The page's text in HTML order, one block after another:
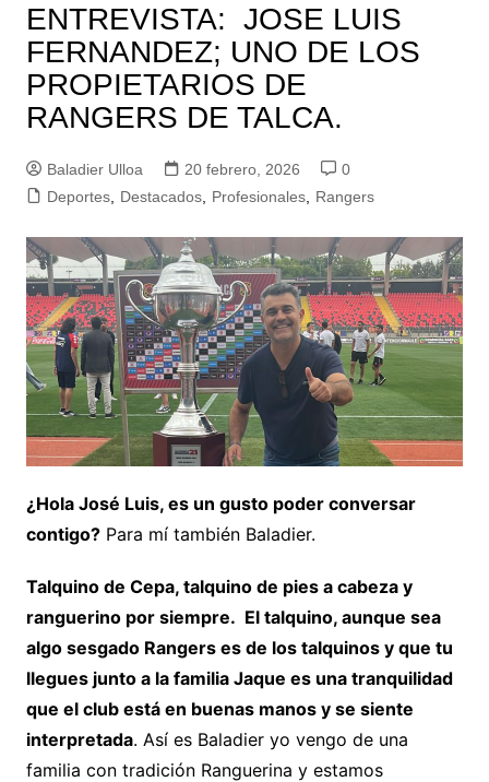
ENTREVISTA: JOSE LUIS
FERNANDEZ; UNO DE LOS
PROPIETARIOS DE
RANGERS DE TALCA.
Baladier Ulloa 20 febrero, 2026
0
Deportes, Destacados, Profesionales, Rangers
¿Hola José Luis, es un gusto poder conversar
contigo?Para mí también Baladier.
Talquino de Cepa, talquino de pies a cabeza y
ranguerino por siempre. El talquino, aunque sea
algo sesgado Rangers es de los talquinos y que tu
llegues junto a la familia Jaque es una tranquilidad
que el club está en buenas manos y se siente
interpretada. Así es Baladier yo vengo de una
familia con tradición Ranguerina y estamos